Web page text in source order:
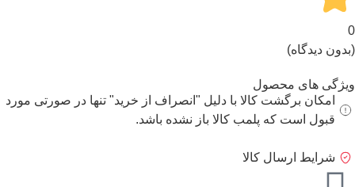
0
(بدون دیدگاه)
ویژگی های محصول
امکان برگشت کالا با دلیل "انصراف از خرید" تنها در صورتی مورد
قبول است که پلمب کالا باز نشده باشد.
شرایط ارسال کالا